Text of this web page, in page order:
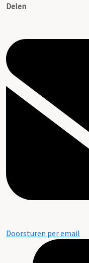
Delen
Doorsturen per email